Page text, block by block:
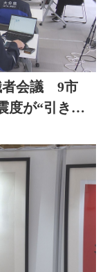
者会議 9市
度が“引き上